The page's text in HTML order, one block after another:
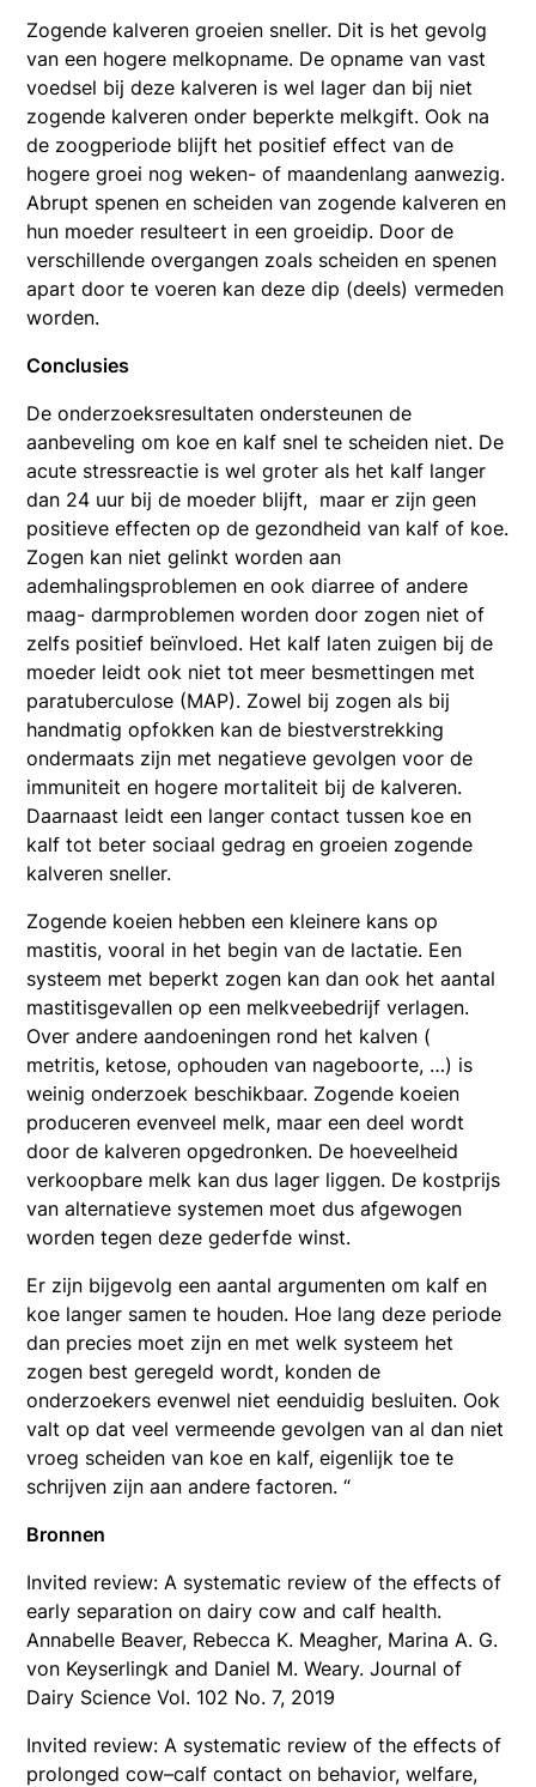
Zogende kalveren groeien sneller. Dit is het gevolg
van een hogere melkopname. De opname van vast
voedsel bij deze kalveren is wel lager dan bij niet
zogende kalveren onder beperkte melkgift. Ook na
de zoogperiode blijft het positief effect van de
hogere groei nog weken- of maandenlang aanwezig.
Abrupt spenen en scheiden van zogende kalveren en
hun moeder resulteert in een groeidip. Door de
verschillende overgangen zoals scheiden en spenen
apart door te voeren kan deze dip (deels) vermeden
worden.
Conclusies
De onderzoeksresultaten ondersteunen de
aanbeveling om koe en kalf snel te scheiden niet. De
acute stressreactie is wel groter als het kalf langer
dan 24 uur bij de moeder blijft, maar er zijn geen
positieve effecten op de gezondheid van kalf of koe.
Zogen kan niet gelinkt worden aan
ademhalingsproblemen en ook diarree of andere
maag- darmproblemen worden door zogen niet of
zelfs positief beïnvloed. Het kalf laten zuigen bij de
moeder leidt ook niet tot meer besmettingen met
paratuberculose (MAP). Zowel bij zogen als bij
handmatig opfokken kan de biestverstrekking
ondermaats zijn met negatieve gevolgen voor de
immuniteit en hogere mortaliteit bij de kalveren.
Daarnaast leidt een langer contact tussen koe en
kalf tot beter sociaal gedrag en groeien zogende
kalveren sneller.
Zogende koeien hebben een kleinere kans op
mastitis, vooral in het begin van de lactatie. Een
systeem met beperkt zogen kan dan ook het aantal
mastitisgevallen op een melkveebedrijf verlagen.
Over andere aandoeningen rond het kalven (
metritis, ketose, ophouden van nageboorte, …) is
weinig onderzoek beschikbaar. Zogende koeien
produceren evenveel melk, maar een deel wordt
door de kalveren opgedronken. De hoeveelheid
verkoopbare melk kan dus lager liggen. De kostprijs
van alternatieve systemen moet dus afgewogen
worden tegen deze gederfde winst.
Er zijn bijgevolg een aantal argumenten om kalf en
koe langer samen te houden. Hoe lang deze periode
dan precies moet zijn en met welk systeem het
zogen best geregeld wordt, konden de
onderzoekers evenwel niet eenduidig besluiten. Ook
valt op dat veel vermeende gevolgen van al dan niet
vroeg scheiden van koe en kalf, eigenlijk toe te
schrijven zijn aan andere factoren. “
Bronnen
Invited review: A systematic review of the effects of
early separation on dairy cow and calf health.
Annabelle Beaver, Rebecca K. Meagher, Marina A. G.
von Keyserlingk and Daniel M. Weary. Journal of
Dairy Science Vol. 102 No. 7, 2019
Invited review: A systematic review of the effects of
prolonged cow–calf contact on behavior, welfare,